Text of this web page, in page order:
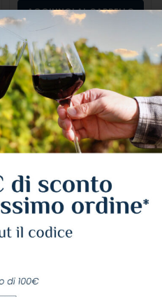
AGGIUNGI AL CARRELLO